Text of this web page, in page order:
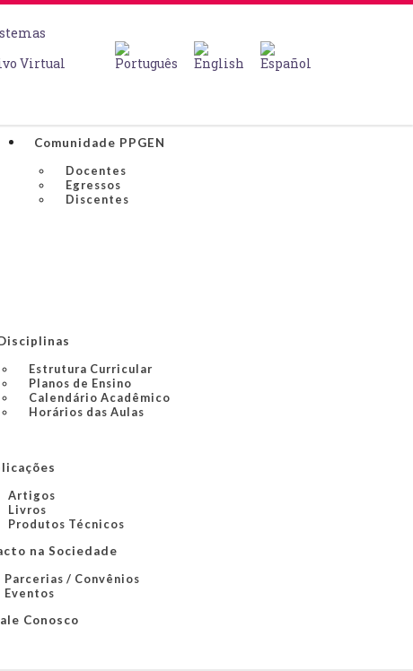
Virtual
Comunidade PPGEN
Docentes
Egressos
Discentes
Estrutura Curricular
Planos de Ensino
Calendário Acadêmico
Horários das Aulas
Artigos
Livros
Produtos Técnicos
na Sociedade
Parcerias / Convênios
Eventos
Conosco